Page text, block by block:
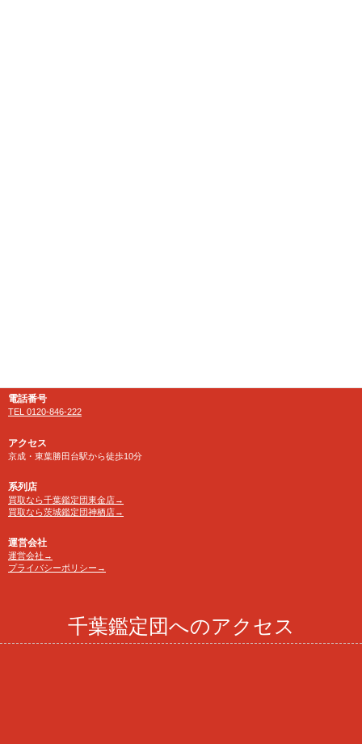
電話番号
TEL 0120-846-222
アクセス
京成・東葉勝田台駅から徒歩10分
系列店
買取なら千葉鑑定団東金店→
買取なら茨城鑑定団神栖店→
運営会社
運営会社→
プライバシーポリシー→
千葉鑑定団へのアクセス